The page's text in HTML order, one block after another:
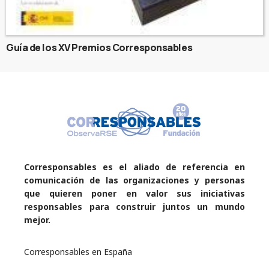
Guía de los XV Premios Corresponsables
Corresponsables es el aliado de referencia en
comunicación de las organizaciones y personas
que quieren poner en valor sus iniciativas
responsables para construir juntos un mundo
mejor.
Corresponsables en España